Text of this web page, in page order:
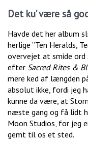
Det ku’ være så
Havde det her album
herlige ”Ten Heralds,
overvejet at smide ord
efter Sacred Rites &
mere ked af længden
absolut ikke, fordi jeg
kunne da være, at
næste gang og få lidt
Moon Studios, for jeg
gemt til os et sted.